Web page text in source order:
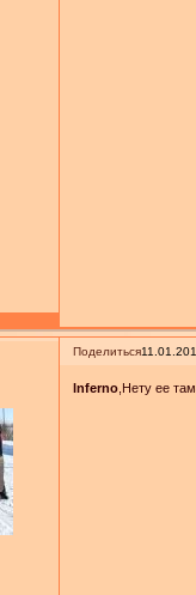
Поделиться
lnferno ,Нету ее